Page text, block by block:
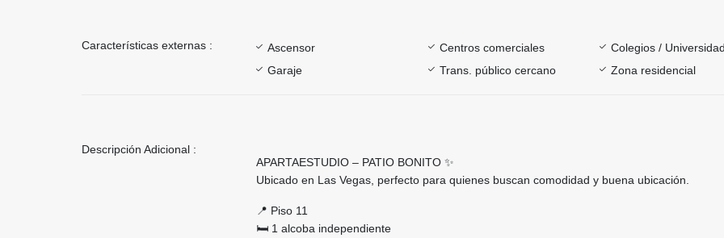
Características externas : Ascensor Centros comerciales
Colegios /
Garaje
Trans. público cercano Zona residencial
Descripción Adicional :
APARTAESTUDIO – PATIO BONITO ✨
Ubicado en Las Vegas, perfecto para quienes buscan comodidad y buena ubicación.
📍 Piso 11
🛏 1 alcoba independiente